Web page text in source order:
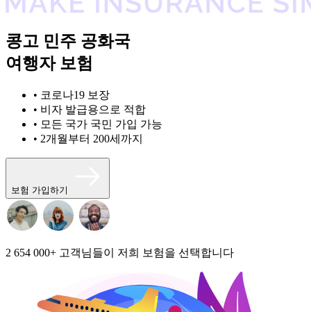
콩고 민주 공화국
여행자 보험
• 코로나19 보장
• 비자 발급용으로 적합
• 모든 국가 국민 가입 가능
• 2개월부터 200세까지
보험 가입하기
2 654 000+ 고객님들이 저희 보험을 선택합니다